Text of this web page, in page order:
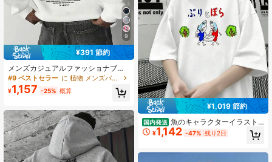
9
¥391 節約
メンズカジュアルファッショナブル
ストリートスタイルアニメキャラク
タースローガンプリントカンガルー
ポケットドローストリングパーカ
#9 ベストセラー に 植物 メンズパーカー&スウェットシャツ
¥1,157 -25% 概算
¥1,019 節約
国内発送 魚のキャラクターイラスト
プリント ホワイト 半袖Tシャツ 綿10
0% メンズ 可愛い カジュアル,国内配
¥1,142 -47% 残り2日